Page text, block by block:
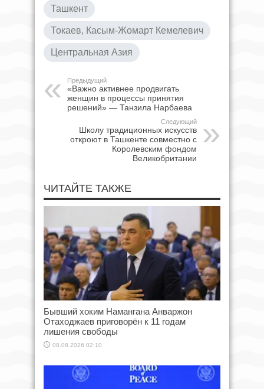
Ташкент
Токаев, Касым-Жомарт Кемелевич
Центральная Азия
Предыдущий
«Важно активнее продвигать
женщин в процессы принятия
решений» — Танзила Нарбаева
Следующий
Школу традиционных искусств
откроют в Ташкенте совместно с
Королевским фондом
Великобритании
ЧИТАЙТЕ ТАКЖЕ
Бывший хоким Намангана Анваржон
Отаходжаев приговорён к 11 годам
лишения свободы
08.08.2026 02:10